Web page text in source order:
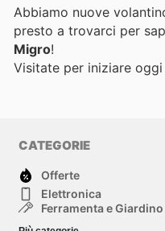
Abbiamo nuove
presto a trovarci per
Migro!
Visitate per iniziare
CATEGORIE
Offerte
Elettronica
Ferramenta e Giardino